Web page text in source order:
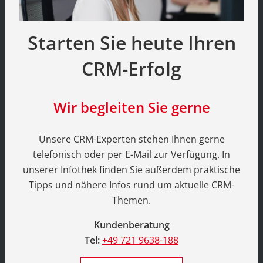
Starten Sie heute Ihren
CRM-Erfolg
Wir begleiten Sie gerne
Unsere CRM-Experten stehen Ihnen gerne
telefonisch oder per E-Mail zur Verfügung. In
unserer Infothek finden Sie außerdem praktische
Tipps und nähere Infos rund um aktuelle CRM-
Themen.
Kundenberatung
Tel:+49 721 9638-188